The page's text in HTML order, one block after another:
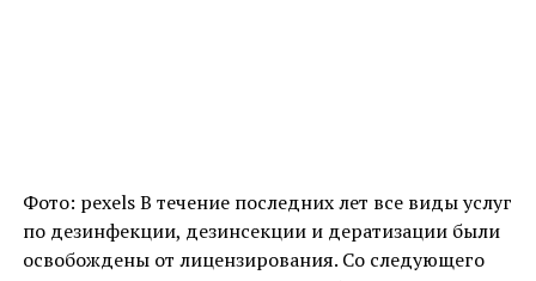
Фото: pexels В течение последних лет все виды услуг
по дезинфекции, дезинсекции и дератизации были
освобождены от лицензирования. Со следующего